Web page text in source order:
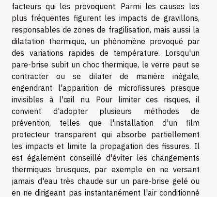
facteurs qui les provoquent. Parmi les causes les
plus fréquentes figurent les impacts de gravillons,
responsables de zones de fragilisation, mais aussi la
dilatation thermique, un phénomène provoqué par
des variations rapides de température. Lorsqu'un
pare-brise subit un choc thermique, le verre peut se
contracter ou se dilater de manière inégale,
engendrant l'apparition de microfissures presque
invisibles à l'œil nu. Pour limiter ces risques, il
convient d'adopter plusieurs méthodes de
prévention, telles que l'installation d'un film
protecteur transparent qui absorbe partiellement
les impacts et limite la propagation des fissures. Il
est également conseillé d'éviter les changements
thermiques brusques, par exemple en ne versant
jamais d'eau très chaude sur un pare-brise gelé ou
en ne dirigeant pas instantanément l'air conditionné